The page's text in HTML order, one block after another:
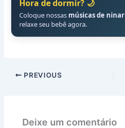
Hora de dormir? 🌙
Coloque nossas músicas de ninar
relaxe seu bebê agora.
PREVIOUS
Deixe um comentário